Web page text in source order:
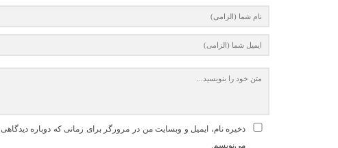
ذخیره نام، ایمیل و وبسایت من در مرورگر برای زمانی که دوباره دیدگاهی
می‌نویسم.